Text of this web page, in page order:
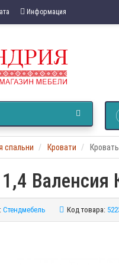
Информация
спальни Кровати
Стендмебель Код товара: